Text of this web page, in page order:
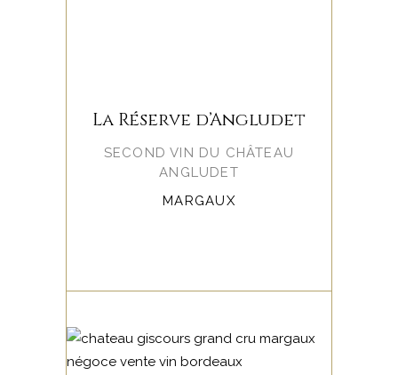
La Réserve d’Angludet
SECOND VIN DU CHÂTEAU
ANGLUDET
MARGAUX